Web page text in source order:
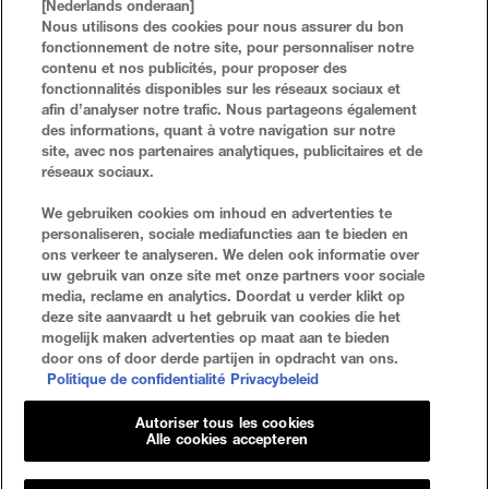
LIQUIDE
26 TEINTES
ACHETER MAINTENANTSUPERSTAY MATTE INK™ ROUGE À LÈVRES LIQUIDE
5 TEINTES
ACHETER MAINTENANT
FAQ
NOUS CONTACTER
RECHERCHER
PLAN DU SITE
Politique De Confidentialité Conditions D'utilisation
Paramètres Des Cookies
[Nederlands onderaan]
Nous utilisons des cookies pour nous assurer du bon
fonctionnement de notre site, pour personnaliser notre
contenu et nos publicités, pour proposer des
fonctionnalités disponibles sur les réseaux sociaux et
afin d’analyser notre trafic. Nous partageons également
des informations, quant à votre navigation sur notre
site, avec nos partenaires analytiques, publicitaires et de
réseaux sociaux.
We gebruiken cookies om inhoud en advertenties te
personaliseren, sociale mediafuncties aan te bieden en
ons verkeer te analyseren. We delen ook informatie over
uw gebruik van onze site met onze partners voor sociale
media, reclame en analytics. Doordat u verder klikt op
deze site aanvaardt u het gebruik van cookies die het
mogelijk maken advertenties op maat aan te bieden
door ons of door derde partijen in opdracht van ons.
Politique de confidentialité Privacybeleid
Autoriser tous les cookies
Alle cookies accepteren